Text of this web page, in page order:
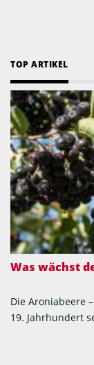
TOP ARTIKEL
Was wächst
Die Aroniabeere
19. Jahrhundert